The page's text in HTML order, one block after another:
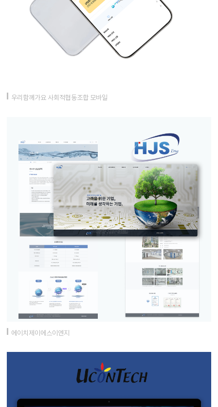
우리함께가요 사회적협동조합 모바일
에이치제이에스이엔지